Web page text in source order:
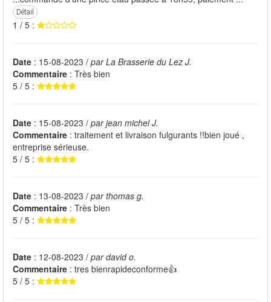
Détail
1 / 5 :
Date : 15-08-2023 / par La Brasserie du Lez J.
Commentaire : Très bien
5 / 5 :
Date : 15-08-2023 / par jean michel J.
Commentaire : traitement et livraison fulgurants !!bien joué ,
entreprise sérieuse.
5 / 5 :
Date : 13-08-2023 / par thomas g.
Commentaire : Très bien
5 / 5 :
Date : 12-08-2023 / par david o.
Commentaire : tres bienrapideconforme👍
5 / 5 :